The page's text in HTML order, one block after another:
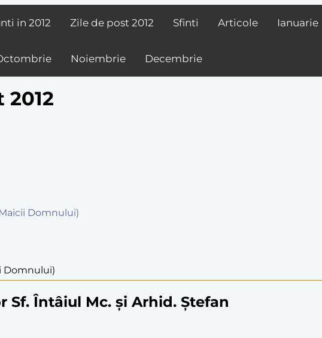
in 2012 Zile de post 2012 Sfinti Articole Ianuarie
Noiembrie Decembrie
Domnului)
Domnului)
Sf. Întâiul Mc. şi Arhid. Ştefan